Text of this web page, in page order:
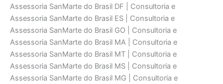
Assessoria SanMarte do Brasil DF | Consultoria e
Assessoria SanMarte do Brasil ES | Consultoria e
Assessoria SanMarte do Brasil GO | Consultoria e
Assessoria SanMarte do Brasil MA | Consultoria e
Assessoria SanMarte do Brasil MT | Consultoria e
Assessoria SanMarte do Brasil MS | Consultoria e
Assessoria SanMarte do Brasil MG | Consultoria e